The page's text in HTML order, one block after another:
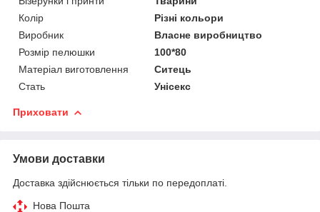
Колір
Різні кольори
Виробник
Власне виробництво
Розмір пелюшки
100*80
Матеріал виготовлення
Ситець
Стать
Унісекс
Приховати
Умови доставки
Доставка здійснюється тільки по передоплаті.
Нова Пошта